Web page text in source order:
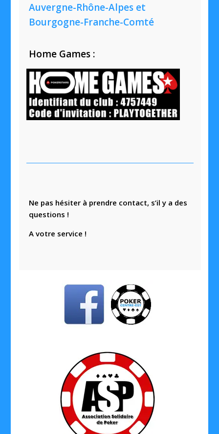
Auvergne-Rhône-Alpes et
Bourgogne-Franche-Comté
Home Games :
Ne pas hésiter à prendre contact, s’il y a des
questions !
A votre service !